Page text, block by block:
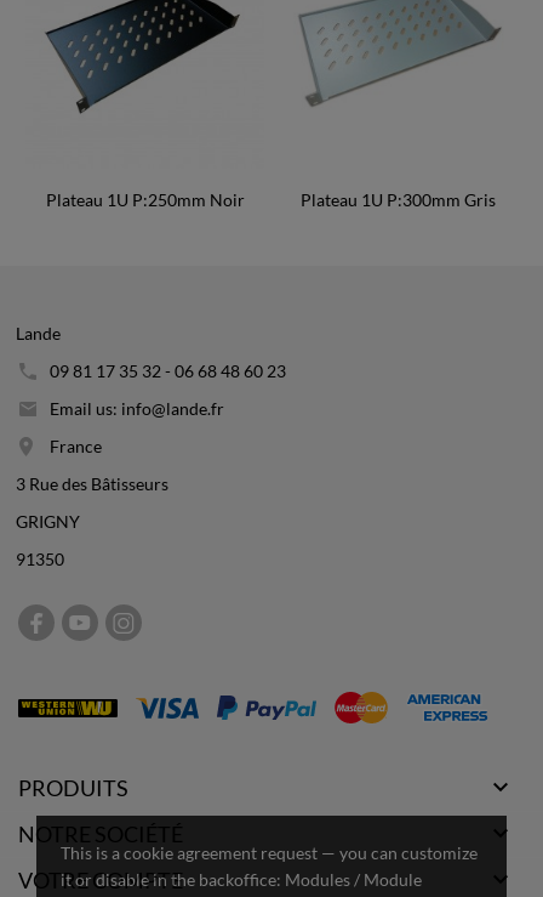
This is a cookie agreement request — you can customize
it or disable in the backoffice: Modules / Module
Plateau 1U P:250mm Noir Plateau 1U P:300mm Gris
Lande
09 81 17 35 32 - 06 68 48 60 23
Email us: info@lande.fr
France
3 Rue des Bâtisseurs
GRIGNY
91350
PRODUITS 
NOTRE SOCIÉTÉ 
VOTRE COMPTE 